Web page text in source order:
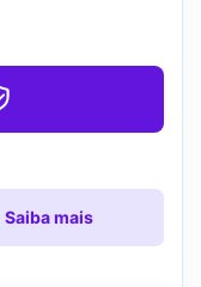
Saiba mais